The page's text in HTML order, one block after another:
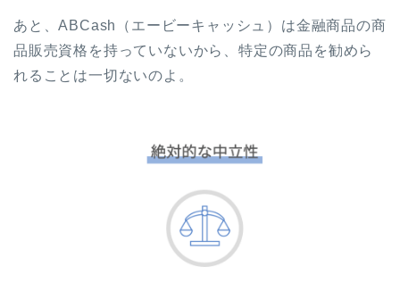
あと、ABCash（エービーキャッシュ）は金融商品の商
品販売資格を持っていないから、特定の商品を勧めら
れることは一切ないのよ。